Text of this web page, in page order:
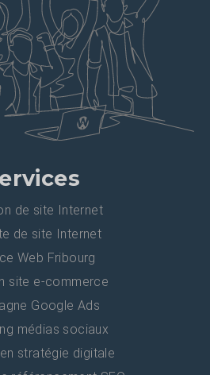
de site Internet
de site Internet
Web Fribourg
site e-commerce
Google Ads
médias sociaux
stratégie digitale